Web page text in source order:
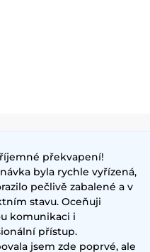
překvapení!
byla rychle vyřízená,
pečlivě zabalené a v
stavu. Oceňuji
komunikaci i
přístup.
jsem zde poprvé, ale